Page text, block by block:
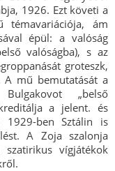
1926. Ezt követi a
ám
épül: a valóság
valóságba), s az
groteszk,
A mű bemutatását a
„belső
a jelent. és
ben Sztálin is
A Zoja szalonja
vígjátékok